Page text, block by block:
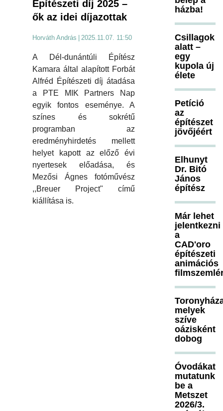
Építészeti díj 2025 –
ők az idei díjazottak
Horváth András 2025.11.07. 11:50
A Dél-dunántúli Építész
Kamara által alapított Forbát
Alfréd Építészeti díj átadása
a PTE MIK Partners Nap
egyik fontos eseménye. A
színes és sokrétű
programban az
eredményhirdetés mellett
helyet kapott az előző évi
nyertesek előadása, és
Mezősi Ágnes fotóművész
,,Breuer Project" című
kiállítása is.
házba!
Csillagok
alatt –
egy
kupola új
élete
Petíció
az
építészet
jövőjéért
Elhunyt
Dr. Bitó
János
építész
Már lehet
jelentkezni
a
CAD'oro
építészeti
animációs
melyek
szíve
oázisként
dobog
Óvodákat
mutatunk
be a
Metszet
2026/3.